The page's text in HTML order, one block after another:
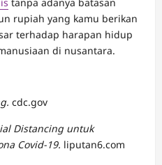
tanpa adanya batasan
rupiah yang kamu berikan
terhadap harapan hidup
di nusantara.
cdc.gov
Distancing untuk
Covid-19. liputan6.com